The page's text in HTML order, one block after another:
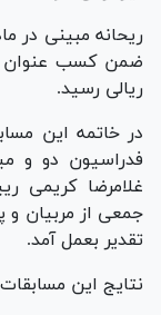
ریالی رسید.
در خاتمه این
فدراسیون دو و
غلامرضا کریمی
جمعی از مربیان و
تقدیر بعمل آمد.
نتایج این